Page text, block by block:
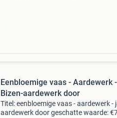
Eenbloemige vaas - Aardewerk
Bizen-aardewerk door
Titel: eenbloemige vaas - aardewerk -
aardewerk door geschatte waarde: